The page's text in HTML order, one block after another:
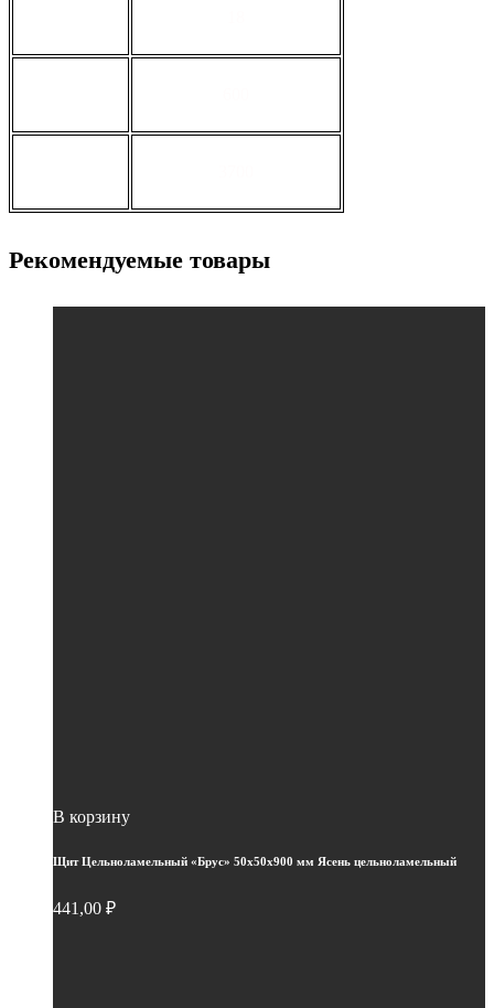
Рекомендуемые товары
В корзину
Щит Цельноламельный «Брус» 50х50х900 мм Ясень цельноламельный
441,00 ₽